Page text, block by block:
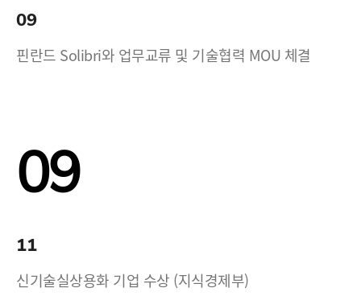
09
핀란드 Solibri와 업무교류 및 기술협력 MOU 체결
09
11
신기술실상용화 기업 수상 (지식경제부)